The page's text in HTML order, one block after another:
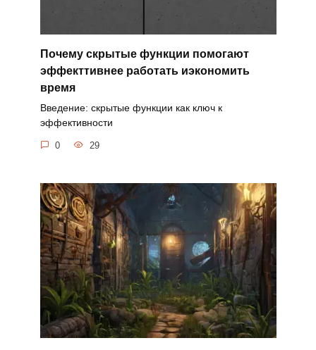
Почему скрытые функции помогают
эффекттивнее работать иэкономить
время
Введение: скрытые функции как ключ к
эффективности
0 29